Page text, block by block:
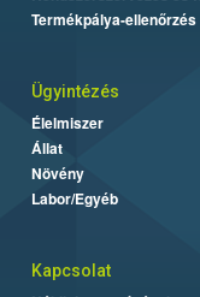
Termékpálya-ellenőrzés
Ügyintézés
Élelmiszer
Állat
Növény
Labor/Egyéb
Kapcsolat